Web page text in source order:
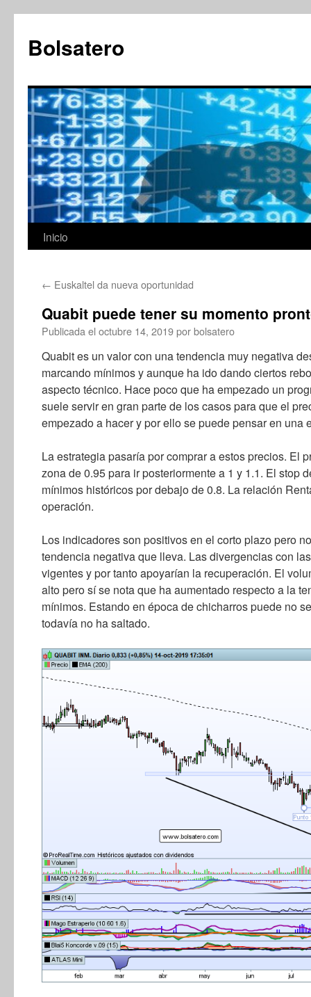
contenido
Bolsatero
Inicio
← Euskaltel da nueva oportunidad
Quabit puede tener su momento
Publicada el octubre 14, 2019porbolsatero
Quabit es un valor con una tendencia muy negativa
marcando mínimos y aunque ha ido dando ciertos
aspecto técnico. Hace poco que ha empezado un
suele servir en gran parte de los casos para que el
empezado a hacer y por ello se puede pensar en una
La estrategia pasaría por comprar a estos precios. El
zona de 0.95 para ir posteriormente a 1 y 1.1. El stop
mínimos históricos por debajo de 0.8. La relación
operación.
Los indicadores son positivos en el corto plazo pero
tendencia negativa que lleva. Las divergencias con
vigentes y por tanto apoyarían la recuperación. El
alto pero sí se nota que ha aumentado respecto a la
mínimos. Estando en época de chicharros puede no
todavía no ha saltado.